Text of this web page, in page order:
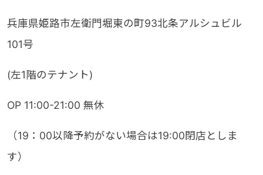
兵庫県姫路市左衛門堀東の町93北条アルシュビル
101号
(左1階のテナント)
OP 11:00-21:00 無休
（19：00以降予約がない場合は19:00閉店としま
す）